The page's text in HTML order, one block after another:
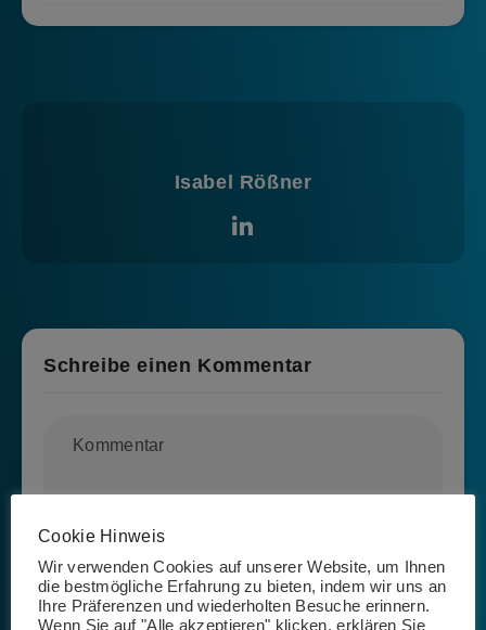
Isabel Rößner
Schreibe einen Kommentar
Cookie Hinweis
Wir verwenden Cookies auf unserer Website, um Ihnen
die bestmögliche Erfahrung zu bieten, indem wir uns an
Ihre Präferenzen und wiederholten Besuche erinnern.
Wenn Sie auf "Alle akzeptieren" klicken, erklären Sie